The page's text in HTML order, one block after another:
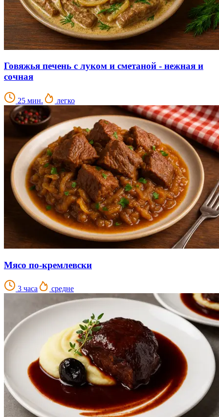
Говяжья печень с луком и сметаной - нежная и
сочная
25 мин. легко
Мясо по-кремлевски
3 часа средне